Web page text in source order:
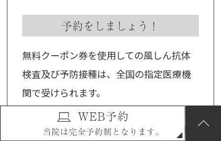
予約をしましょう！
無料クーポン券を使用しての風しん抗体
検査及び予防接種は、全国の指定医療機
関で受けられます。
抗体検査は、勤め先の健康診断で受けら
れる場合があります。（勤め先の健診担